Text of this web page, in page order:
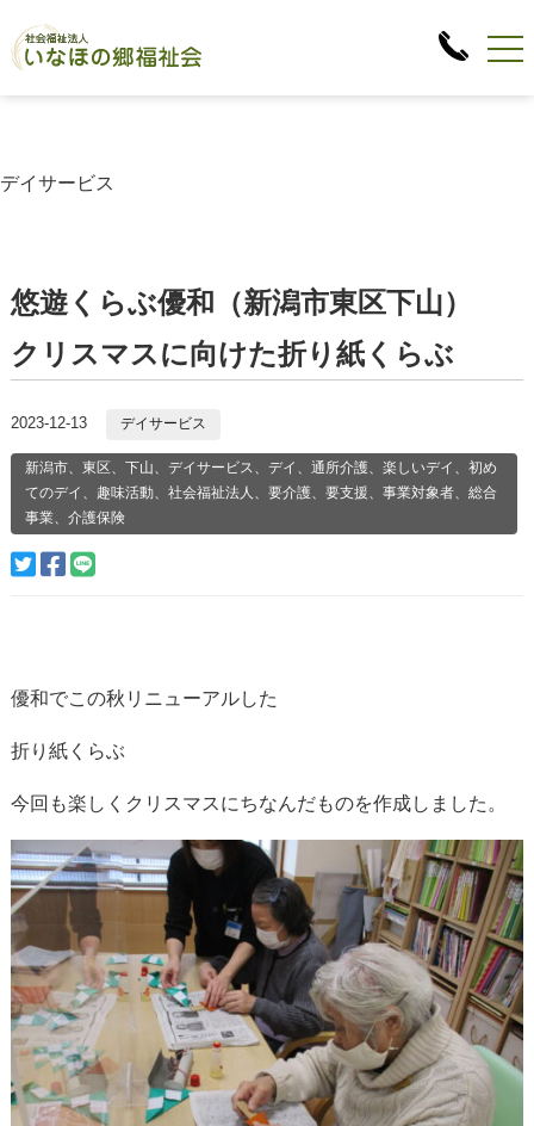
デイサービス
悠遊くらぶ優和（新潟市東区下山）
クリスマスに向けた折り紙くらぶ
2023-12-13 デイサービス
新潟市、東区、下山、デイサービス、デイ、通所介護、楽しいデイ、初め
てのデイ、趣味活動、社会福祉法人、要介護、要支援、事業対象者、総合
事業、介護保険
優和でこの秋リニューアルした
折り紙くらぶ
今回も楽しくクリスマスにちなんだものを作成しました。